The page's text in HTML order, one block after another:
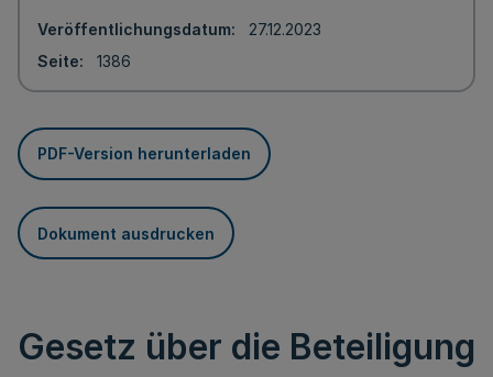
Veröffentlichungsdatum
27.12.2023
Seite
1386
PDF-Version herunterladen
Dokument ausdrucken
Gesetz über die Beteiligung